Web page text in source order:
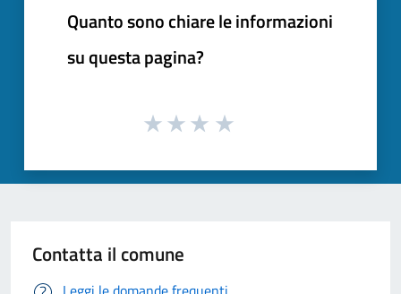
Quanto sono chiare le informazioni
su questa pagina?
Contatta il comune